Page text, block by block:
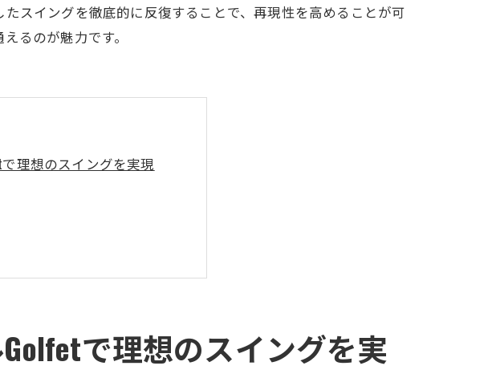
スイングを徹底的に反復することで、再現性を高めることが可
るのが魅力です。
理想のスイングを実現
キルを向上で理想のスイングを実